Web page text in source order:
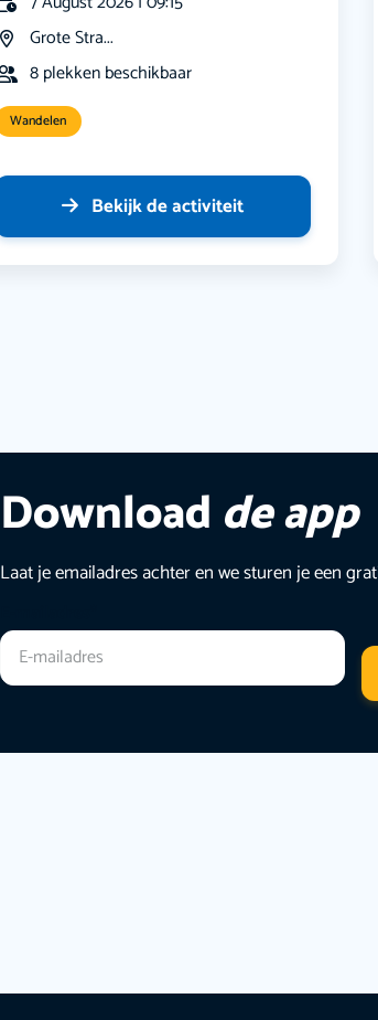
Grote Stra...
8 plekken beschikbaar
Wandelen
Bekijk de activiteit
Download de app
Laat je emailadres achter en we sturen je een